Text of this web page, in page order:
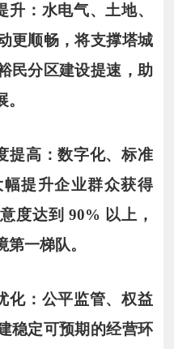
升 ：水电气、土地、
更顺畅，将支撑塔城
民分区建设提速，助
提高 ：数字化、标准
提升企业群众获得
度达到 90% 以上，
一梯队。
化：公平监管、权益
稳定可预期的经营环